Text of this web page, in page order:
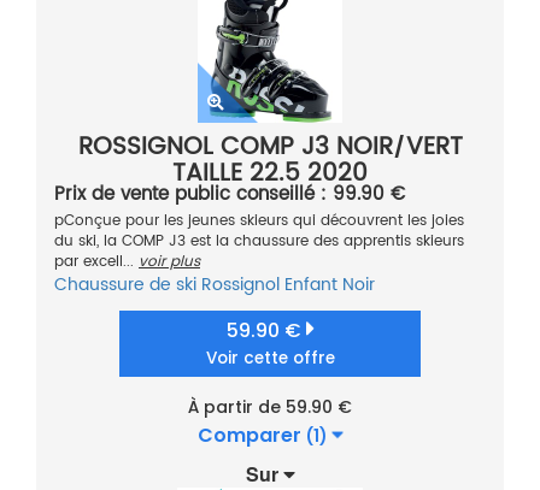
ROSSIGNOL COMP J3 NOIR/VERT
TAILLE 22.5 2020
Prix de vente public conseillé : 99.90 €
pConçue pour les jeunes skieurs qui découvrent les joies
du ski, la COMP J3 est la chaussure des apprentis skieurs
par excell... voir plus
Chaussure de ski Rossignol Enfant Noir
59.90 €
Voir cette offre
À partir de 59.90 €
Comparer (1)
Sur